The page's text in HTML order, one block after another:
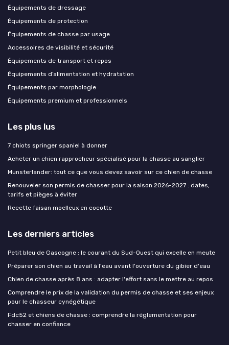
Équipements de dressage
Équipements de protection
Équipements de chasse par usage
Accessoires de visibilité et sécurité
Équipements de transport et repos
Équipements d’alimentation et hydratation
Équipements par morphologie
Équipements premium et professionnels
Les plus lus
7 chiots springer spaniel à donner
Acheter un chien rapprocheur spécialisé pour la chasse au sanglier
Munsterlander: tout ce que vous devez savoir sur ce chien de chasse
Renouveler son permis de chasser pour la saison 2026-2027 : dates,
tarifs et pièges à éviter
Recette faisan moelleux en cocotte
Les derniers articles
Petit bleu de Gascogne : le courant du Sud-Ouest qui excelle en meute
Préparer son chien au travail à l'eau avant l'ouverture du gibier d'eau
Chien de chasse après 8 ans : adapter l'effort sans le mettre au repos
Comprendre le prix de la validation du permis de chasse et ses enjeux
pour le chasseur cynégétique
Fdc52 et chiens de chasse : comprendre la réglementation pour
chasser en confiance